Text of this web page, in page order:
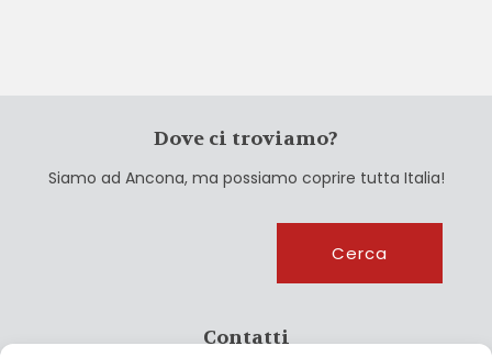
Dove ci troviamo?
Siamo ad Ancona, ma possiamo coprire tutta Italia!
Cerca
Contatti